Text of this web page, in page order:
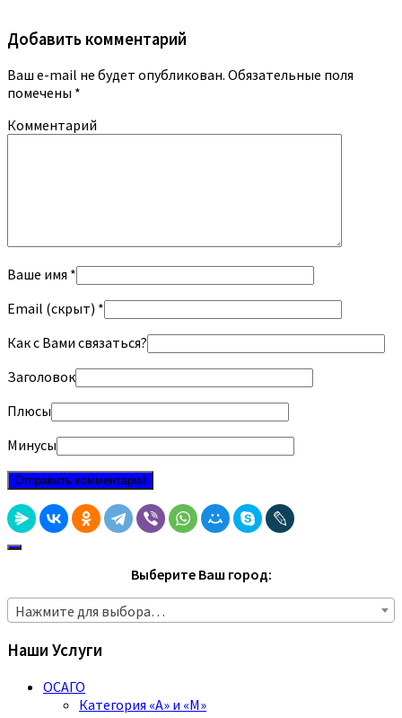
Добавить комментарий
Ваш e-mail не будет опубликован. Обязательные поля
помечены *
Комментарий
Ваше имя *
Email (скрыт) *
Как с Вами связаться?
Заголовок
Плюсы
Минусы
Выберите Ваш город:
Нажмите для выбора…
Наши Услуги
ОСАГО
Категория «A» и «M»